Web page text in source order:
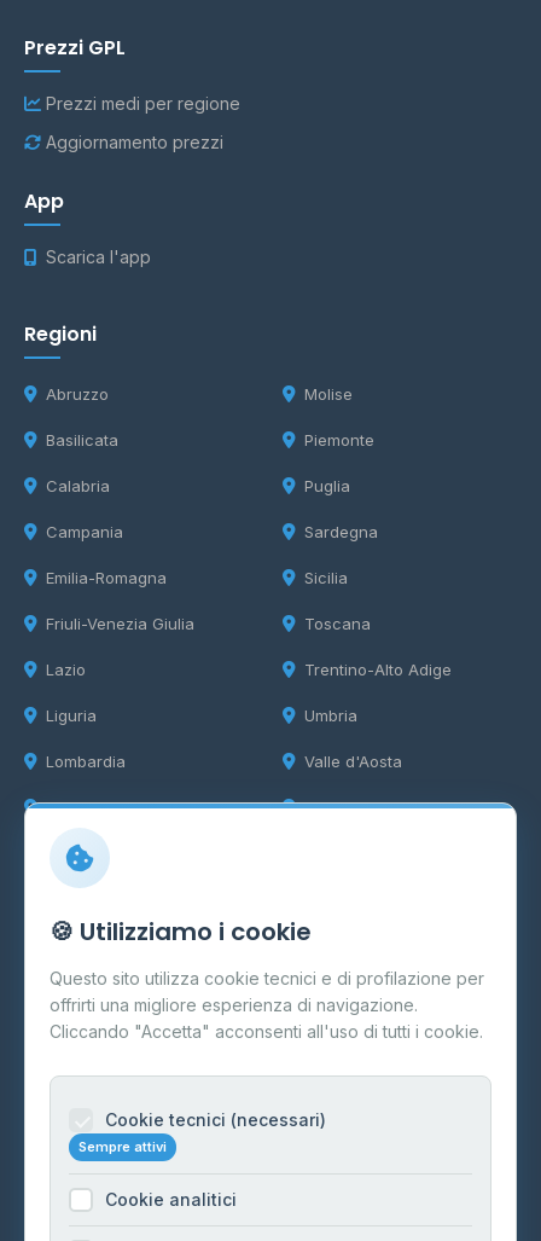
Prezzi GPL
Prezzi medi per regione
Aggiornamento prezzi
App
Scarica l'app
Regioni
Abruzzo
Basilicata
Calabria
Campania
Emilia-Romagna
Friuli-Venezia Giulia
Lazio
Liguria
Lombardia
Marche
Molise
Piemonte
Puglia
Sardegna
Sicilia
Toscana
Trentino-Alto Adige
Umbria
Valle d'Aosta
Veneto
Info
Cos'è il GPL
FAQ
Contatti
Informazioni legali
Cookie Policy
🍪 Utilizziamo i cookie
Questo sito utilizza cookie tecnici e di profilazione per
offrirti una migliore esperienza di navigazione.
Cliccando "Accetta" acconsenti all'uso di tutti i cookie.
Cookie tecnici (necessari)
Sempre attivi
Cookie analitici